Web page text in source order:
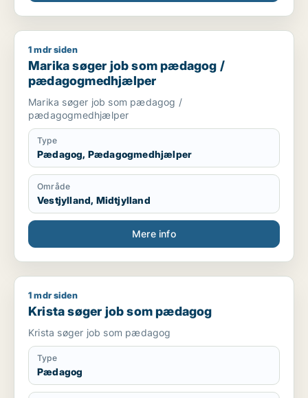
Marika søger job som pædagog / pædagogmedhjælper
1 mdr siden
Marika søger job som pædagog /
pædagogmedhjælper
Marika søger job som pædagog /
pædagogmedhjælper
Type
Pædagog, Pædagogmedhjælper
Område
Vestjylland, Midtjylland
Mere info
Krista søger job som pædagog
1 mdr siden
Krista søger job som pædagog
Krista søger job som pædagog
Type
Pædagog